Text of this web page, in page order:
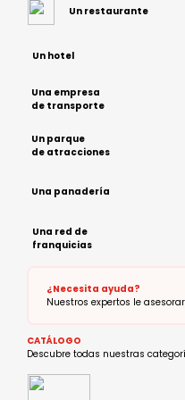
Un restaurante
Un hotel
Una empresa
de transporte
Un parque
de atracciones
Una panadería
Una red de
franquicias
¿Necesita ayuda?
Nuestros expertos le
CATÁLOGO
Descubre todas nuestras